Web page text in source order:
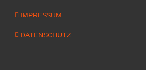
IMPRESSUM
DATENSCHUTZ